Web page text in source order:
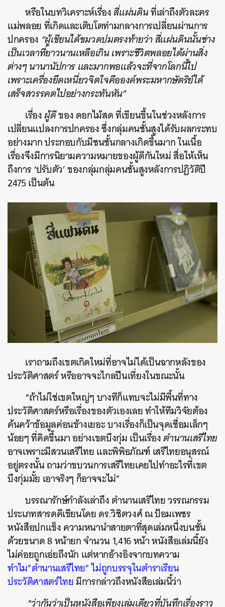
หรือในบทวิเคราะห์เรื่องสี่แผ่นดินที่เล่าถึงตัวละคร
แม่พลอย ที่เกิดและเติบโตท่ามกลางการเปลี่ยนผ่านการ
ปกครอง “ผู้เขียนได้ขมวดปมตรงท้ายว่า สี่แผ่นดินนั้นช่าง
เป็นเวลาที่ยาวนานเหลือเกิน เพราะชีวิตพลอยได้ผ่านสิ่ง
ต่างๆ นานานัปการ และมากพอแล้วจะที่จากโลกนี้ไป
เพราะเครื่องยึดเหนี่ยวจิตใจคือองค์พระมหากษัตริย์ได้
เสร็จสวรรคตไปอย่างกระทันหัน”
เรื่องผู้ดีของ ดอกไม้สด ที่เขียนขึ้นในช่วงหลังการ
เปลี่ยนแปลงการปกครอง ซึ่งกลุ่มคนชั้นสูงได้รับผลกระทบ
อย่างมาก ประกอบกับมีชนชั้นกลางเกิดขึ้นมาก ในเนื้อ
เรื่องจึงมีการนิยามความหมายของผู้ดีกันใหม่ สื่อให้เห็น
ถึงการ ‘ปรับตัว’ ของกลุ่มกลุ่มคนชั้นสูงหลังการปฏิวัติปี
2475 เป็นต้น
เราถามถึงเขตเกิดใหม่ที่อาจไม่ได้เป็นฉากหลังของ
ประวัติศาสตร์ หรืออาจจะไกลปืนเที่ยงในขณะนั้น
“ถ้าไม่ใช่เขตใหญ่ๆ บางทีก็แทบจะไม่มีพื้นที่ทาง
ประวัติศาสตร์หรือเรื่องของตัวเองเลย ทำให้ทีมวิจัยต้อง
ค้นคว้าข้อมูลค่อนข้างเยอะ บางเรื่องก็เป็นจุดเชื่อมเล็กๆ
น้อยๆ ที่คิดขึ้นมา อย่างเขตบึงกุ่ม เป็นเรื่องตำนานเสรีไทย
อาจเพราะมีสวนเสรีไทย และพิพิธภัณฑ์ เสรีไทยอนุสรณ์
อยู่ตรงนั้น ถามว่าขบวนการเสรีไทยเคยไปทำอะไรที่เขต
บึงกุ่มมั้ย เอาจริงๆ ก็อาจจะไม่”
บรรณารักษ์กำลังเล่าถึง ตำนานเสรีไทย วรรณกรรม
ประเภทสารดคีเขียนโดย ดร.วิชิตวงศ์ ณ ป้อมเพชร
หนังสือปกแข็ง ความหนานำสายตาที่สุดเล่มหนึ่งบนชั้น
ด้วยขนาด 8 หน้ายก จำนวน 1,416 หน้า หนังสือเล่มนี้ยัง
ไม่ค่อยถูกเอ่ยถึงนัก แต่หากอ้างอิงจากบทความ
ทำไม”ตำนานเสรีไทย” ไม่ถูกบรรจุในตำราเรียน
ประวัติศาสตร์ไทยมีการกล่าวถึงหนังสือเล่มนี้ว่า
“ว่ากันว่าเป็นหนังสือเพียงเล่มเดียวที่บันทึกเรื่องราว